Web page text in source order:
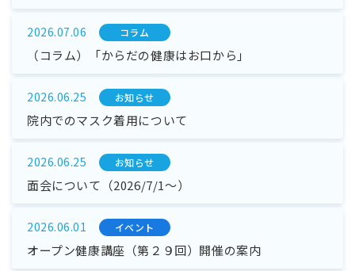
2026.07.06 コラム
（コラム）「からだの健康はお口から」
2026.06.25 お知らせ
院内でのマスク着用について
2026.06.25 お知らせ
面会について（2026/7/1～）
2026.06.01 イベント
オープン健康講座（第２９回）開催の案内